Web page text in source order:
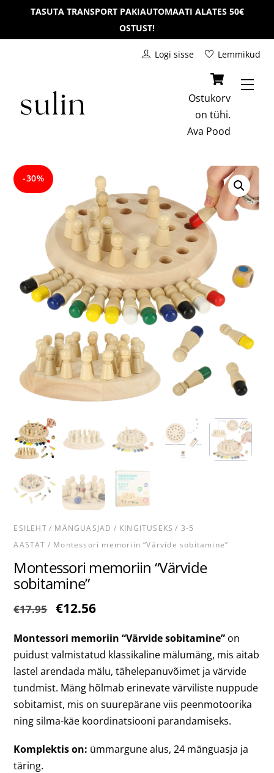
content
TASUTA TRANSPORT PAKIAUTOMAATI ALATES 50€
OSTUST!
Logi sisse Lemmikud
Ostukorv
on tühi.
Ava Pood
-30%
ESILEHT/ MÄNGUASJAD / KINGITUSEKS / 3-5
AASTAT / Montessori memoriin “Värvide sobitamine”
Montessori memoriin “Värvide
sobitamine”
€17.95 Algne
oli:
€17.95.
€12.56Praegune
on:
€12.56.
Montessori memoriin “Värvide sobitamine” on
puidust valmistatud klassikaline mälumäng, mis aitab
lastel arendada mälu, tähelepanuvõimet ja värvide
tundmist. Mäng hõlmab erinevate värviliste nuppude
sobitamist, mis on suurepärane viis peenmotoorika
ning silma-käe koordinatsiooni parandamiseks.
Komplektis on: ümmargune alus, 24 mänguasja ja
täring.